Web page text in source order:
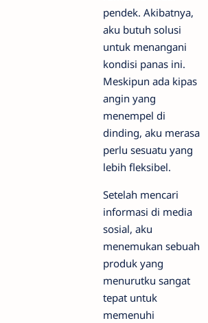
pendek. Akibatnya,
aku butuh solusi
untuk menangani
kondisi panas ini.
Meskipun ada kipas
angin yang
menempel di
dinding, aku merasa
perlu sesuatu yang
lebih fleksibel.
Setelah mencari
informasi di media
sosial, aku
menemukan sebuah
produk yang
menurutku sangat
tepat untuk
memenuhi